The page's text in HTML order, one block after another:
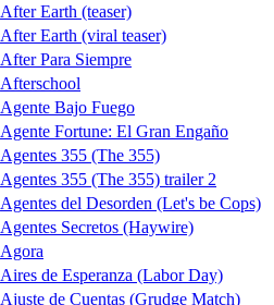
After Earth (teaser)
After Earth (viral teaser)
After Para Siempre
Afterschool
Agente Bajo Fuego
Agente Fortune: El Gran Engaño
Agentes 355 (The 355)
Agentes 355 (The 355) trailer 2
Agentes del Desorden (Let's be Cops)
Agentes Secretos (Haywire)
Agora
Aires de Esperanza (Labor Day)
Ajuste de Cuentas (Grudge Match)